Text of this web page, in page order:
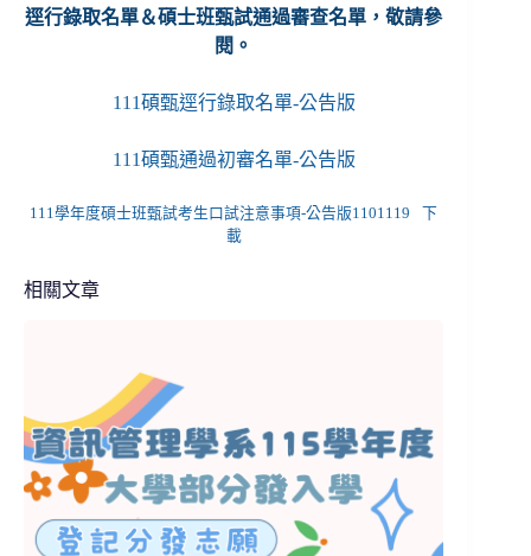
逕行錄取名單＆碩士班甄試通過審查名單 ，敬請參
閱。
111碩甄逕行錄取名單-公告版
111碩甄通過初審名單-公告版
111學年度碩士班甄試考生口試注意事項-公告版1101119
下
載
相關文章